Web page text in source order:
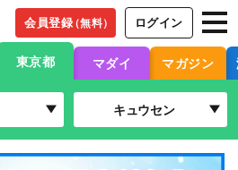
会員登録（無料） ログイン
東京都 マダイ マガジン
キュウセン